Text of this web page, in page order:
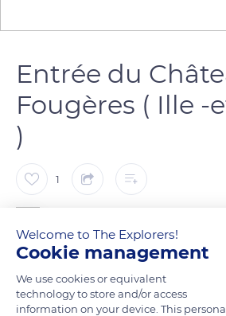
Entrée du
Fougères ( Ille -
)
1
L’entrée du château est composée de trois
tour carrée dite de La-Haye- Saint-Hilaire
siècle. De part et d’autre, deux tours
Welcome to The Explorers!
Cookie management
We use cookies or equivalent
technology to store and/or access
information on your device. This